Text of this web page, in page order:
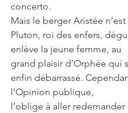
concerto.
Mais le berger Aristée
Pluton, roi des enfers,
enlève la jeune femme, au
grand plaisir d’Orphée qui
enfin débarrassé.
l’Opinion publique,
l’oblige à aller redemander